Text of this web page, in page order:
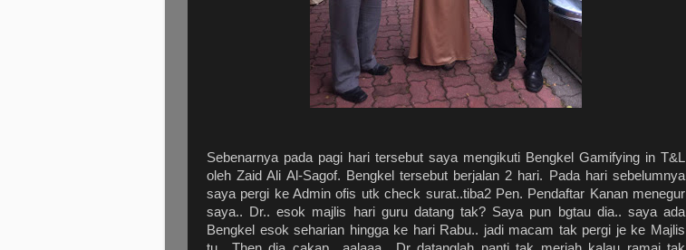
Sebenarnya pada pagi hari tersebut saya mengikuti Bengkel Gamifying in T&L
oleh Zaid Ali Al-Sagof. Bengkel tersebut berjalan 2 hari. Pada hari sebelumnya
saya pergi ke Admin ofis utk check surat..tiba2 Pen. Pendaftar Kanan menegur
saya.. Dr.. esok majlis hari guru datang tak? Saya pun bgtau dia.. saya ada
Bengkel esok seharian hingga ke hari Rabu.. jadi macam tak pergi je ke Majlis